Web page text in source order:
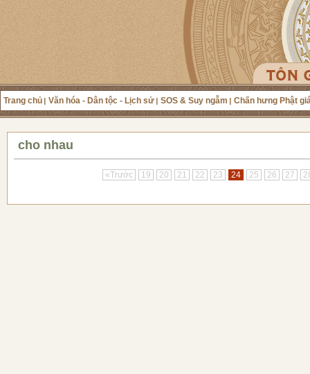
Trang chủ Văn hóa - Dân tộc - Lịch sử SOS & Suy ngẫm Chấn hưng Phật
cho nhau
«Trước 19 20 21 22 23 24 25 26 27